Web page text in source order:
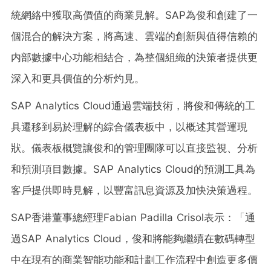
統網絡中獲取高價值的商業見解。SAP為俊和創建了一
個混合的解決方案，將高速、雲端的創新與值得信賴的
内部數據中心功能相結合，為整個組織的決策者提供更
深入和更具價值的分析灼見。
SAP Analytics Cloud通過雲端技術，將俊和傳統的工
具遷移到易於理解的綜合儀表板中，以概述其營運現
狀。儀表板概覽讓俊和的管理團隊可以直接監視、分析
和預測項目數據。SAP Analytics Cloud的預測工具為
客戶提供即時見解，以豐富訊息資源及加快決策過程。
SAP香港董事總經理Fabian Padilla Crisol表示：「通
過SAP Analytics Cloud，俊和將能夠繼續在數碼轉型
中在現有的商業智能功能和計劃工作流程中創造更多價